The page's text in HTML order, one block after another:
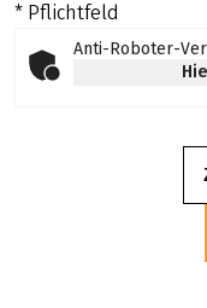
* Pflichtfeld
Anti-Roboter-